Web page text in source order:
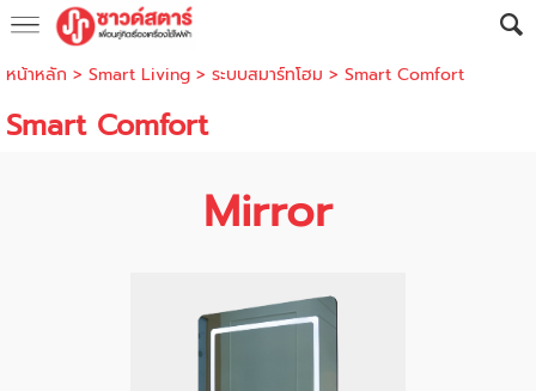
หน้าหลัก > Smart Living> ระบบสมาร์ทโฮม > Smart Comfort
Smart Comfort
Mirror